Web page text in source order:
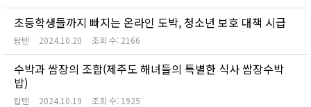
초등학생들까지 빠지는 온라인 도박, 청소년 보호 대책 시급
탑텐 2024.10.20 조회 수: 2166
수박과 쌈장의 조합(제주도 해녀들의 특별한 식사 쌈장수박
밥)
탑텐 2024.10.19 조회 수: 1925